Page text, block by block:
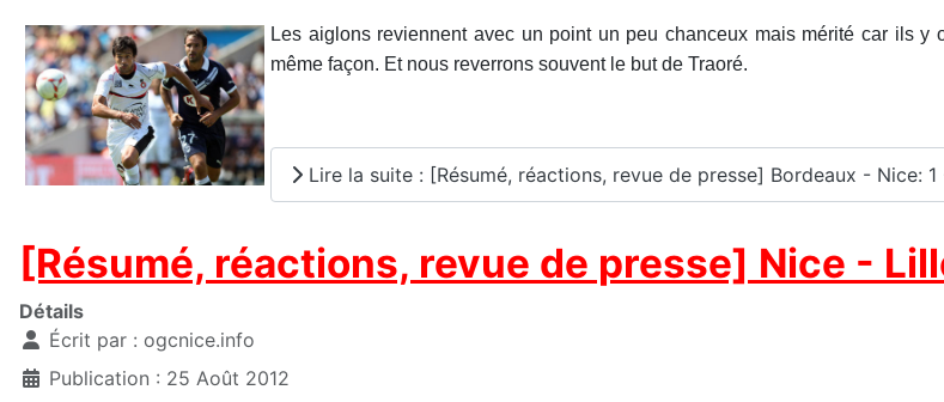
Les aiglons reviennent avec un point un peu chanceux mais mérité car ils
même façon. Et nous reverrons souvent le but de Traoré.
Lire la suite : [Résumé, réactions, revue de presse] Bordeaux - Nice:
[Résumé, réactions, revue de presse] Nice -
Détails
Écrit par : ogcnice.info
Publication : 25 Août 2012